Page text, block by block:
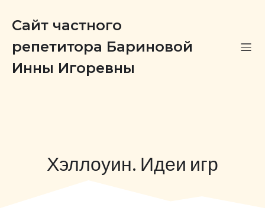
Сайт частного
репетитора Бариновой
Инны Игоревны
Хэллоуин. Идеи игр